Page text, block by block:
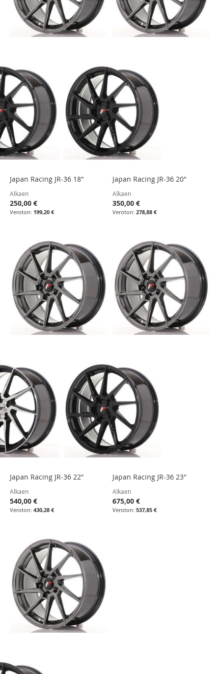
Japan Racing JR-36 18"
Alkaen
250,00 €
199,20 €
Japan Racing JR-36 20"
Alkaen
350,00 €
278,88 €
Japan Racing JR-36 22"
Alkaen
540,00 €
430,28 €
Japan Racing JR-36 23"
Alkaen
675,00 €
537,85 €